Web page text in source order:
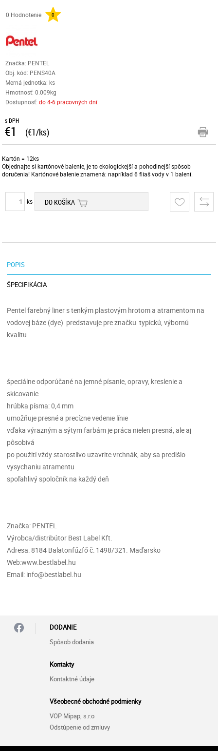
0 Hodnotenie 0
Značka: PENTEL
Obj. kód: PENS40A
Merná jednotka: ks
Hmotnosť: 0.009kg
Dostupnosť:do 4-6 pracovných dní
s DPH
€1 (€1/ks)
Kartón = 12ks
Objednajte si kartónové balenie, je to ekologickejší a pohodlnejší spôsob
doručenia! Kartónové balenie znamená: napríklad 6 fliaš vody v 1 balení.
ks DO KOŠÍKA
POPIS
ŠPECIFIKÁCIA
Pentel farebný liner s tenkým plastovým hrotom a atramentom na
vodovej báze (dye) predstavuje pre značku typickú, výbornú
kvalitu.
špeciálne odporúčané na jemné písanie, opravy, kreslenie a
skicovanie
hrúbka písma: 0,4 mm
umožňuje presné a precízne vedenie línie
vďaka výrazným a sýtym farbám je práca nielen presná, ale aj
pôsobivá
po použití vždy starostlivo uzavrite vrchnák, aby sa predišlo
vysychaniu atramentu
spoľahlivý spoločník na každý deň
Značka: PENTEL
Výrobca/distribútor Best Label Kft.
Adresa: 8184 Balatonfűzfő č: 1498/321. Maďarsko
Web:www.bestlabel.hu
Email: info@bestlabel.hu
DODANIE
Spôsob dodania
Kontakty
Kontaktné údaje
Všeobecné obchodné podmienky
VOP Mipap, s.r.o
Odstúpenie od zmluvy